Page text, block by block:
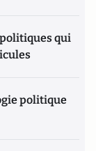
qui
politique